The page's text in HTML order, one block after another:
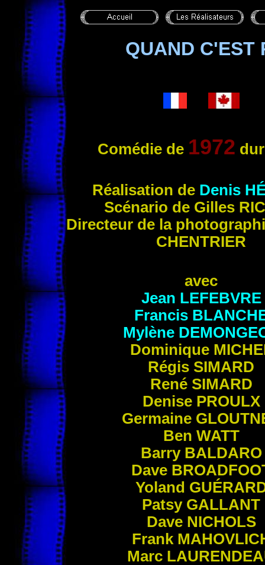
QUAND C'EST
Comédie de 1972
Réalisation de Denis
Scénario de Gilles
Directeur de la
CHENTRIER
avec
Jean LEFEBVRE
Francis
Mylène
Dominique
Régis SIMARD
René SIMARD
Denise PROULX
Germaine
Ben WATT
Barry BALDARO
Dave
Yoland
Patsy GALLANT
Dave NICHOLS
Frank
Marc